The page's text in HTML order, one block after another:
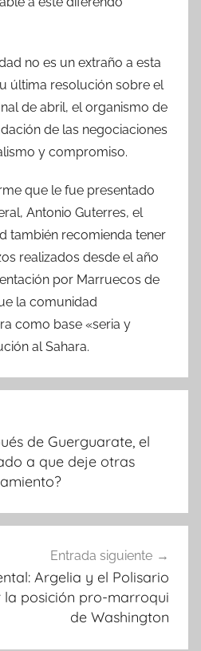
no es un extraño a esta
última resolución sobre el
de abril, el organismo de
de las negociaciones
y compromiso.
que le fue presentado
Antonio Guterres, el
también recomienda tener
realizados desde el año
por Marruecos de
la comunidad
como base «seria y
al Sahara.
de Guerguarate, el
a que deje otras
Entrada siguiente
Argelia y el Polisario
posición pro-marroqui
de Washington